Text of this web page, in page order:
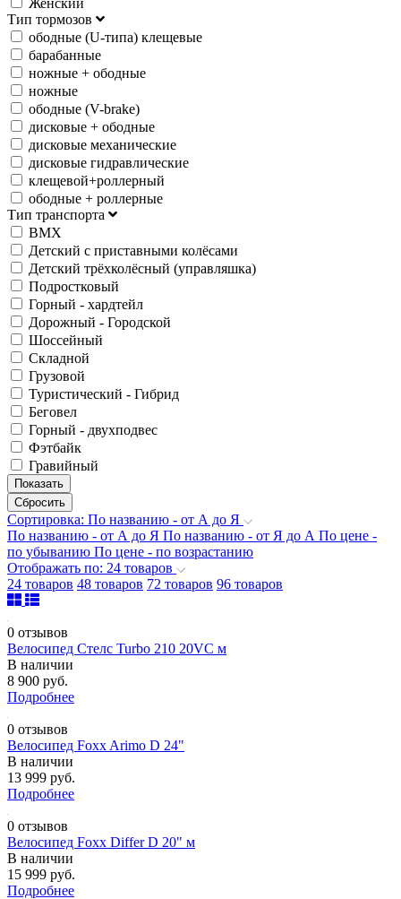
Тип тормозов
ободные (U-типа) клещевые
барабанные
ножные + ободные
ножные
ободные (V-brake)
дисковые + ободные
дисковые механические
дисковые гидравлические
клещевой+роллерный
ободные + роллерные
Тип транспорта
BMX
Детский с приставными колёсами
Детский трёхколёсный (управляшка)
Подростковый
Горный - хардтейл
Дорожный - Городской
Шоссейный
Складной
Грузовой
Туристический - Гибрид
Беговел
Горный - двухподвес
Фэтбайк
Гравийный
Сортировка: По названию - от А до Я
По названию - от А до Я По названию - от Я до А По цене -
по убыванию По цене - по возрастанию
Отображать по: 24 товаров
24 товаров 48 товаров 72 товаров 96 товаров
0 отзывов
Велосипед Стелс Turbo 210 20VС м
В наличии
8 900 руб.
Подробнее
0 отзывов
Велосипед Foxx Arimo D 24"
В наличии
13 999 руб.
Подробнее
0 отзывов
Велосипед Foxx Differ D 20" м
В наличии
15 999 руб.
Подробнее